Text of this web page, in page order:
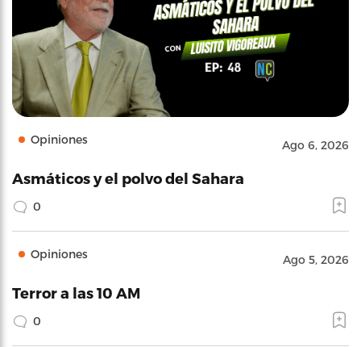
Opiniones Ago 6, 2026
Asmáticos y el polvo del Sahara
0
Opiniones Ago 5, 2026
Terror a las 10 AM
0